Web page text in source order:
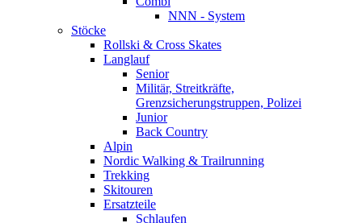
NNN - System
Stöcke
Rollski & Cross Skates
Langlauf
Senior
Militär, Streitkräfte,
Grenzsicherungstruppen, Polizei
Junior
Back Country
Alpin
Nordic Walking & Trailrunning
Trekking
Skitouren
Ersatzteile
Schlaufen